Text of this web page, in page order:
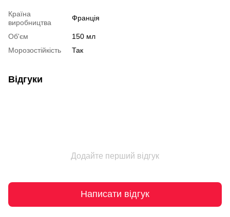
Країна
виробництва
Франція
Об'єм
150 мл
Морозостійкість
Так
Відгуки
Додайте перший відгук
Написати відгук